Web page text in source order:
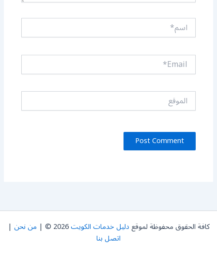
اسم*
Email*
الموقع
كافة الحقوق محفوظة لموقعدليل خدمات الكويت2026 © | من نحن |
اتصل بنا